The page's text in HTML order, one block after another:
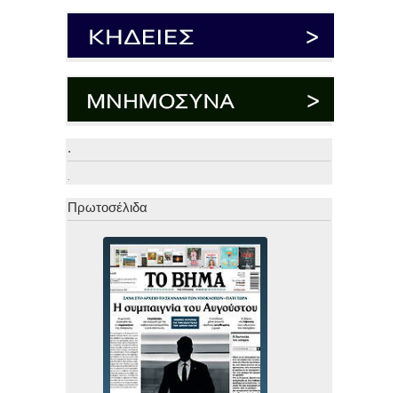
.
.
Πρωτοσέλιδα